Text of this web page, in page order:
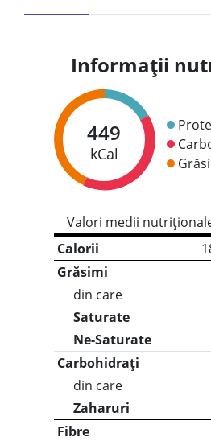
Informații
449
kCal
Valori medii
Calorii
Grăsimi
din care
Saturate
Ne-Saturate
Carbohidrați
din care
Zaharuri
Fibre